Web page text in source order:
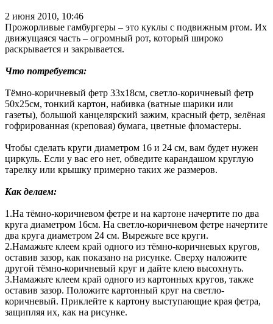
2 июня 2010, 10:46
Прожорливые гамбургеры – это куклы с подвижным ртом. Их
движущаяся часть – огромный рот, который широко
раскрывается и закрывается.
Что потребуется:
Тёмно-коричневый фетр 33х18см, светло-коричневый фетр
50х25см, тонкий картон, набивка (ватные шарики или
газеты), большой канцелярский зажим, красный фетр, зелёная
гофрированная (креповая) бумага, цветные фломастеры.
Чтобы сделать круги диаметром 16 и 24 см, вам будет нужен
циркуль. Если у вас его нет, обведите карандашом круглую
тарелку или крышку примерно таких же размеров.
Как делаем:
1.На тёмно-коричневом фетре и на картоне начертите по два
круга диаметром 16см. На светло-коричневом фетре начертите
два круга диаметром 24 см. Вырежьте все круги.
2.Намажьте клеем край одного из тёмно-коричневых кругов,
оставив зазор, как показано на рисунке. Сверху наложите
другой тёмно-коричневый круг и дайте клею высохнуть.
3.Намажьте клеем край одного из картонных кругов, также
оставив зазор. Положите картонный круг на светло-
коричневый. Приклейте к картону выступающие края фетра,
защипляя их, как на рисунке.